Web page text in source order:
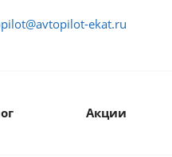
ekat.ru
Акции